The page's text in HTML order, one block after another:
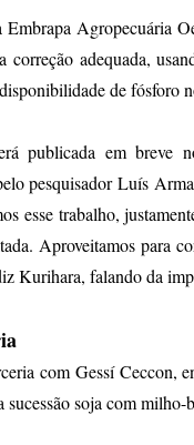
Agropecuária
adequada,
de fósforo
publicada em breve
pesquisador Luís
esse trabalho,
Aproveitamos para
Kurihara, falando da
com Gessí Ceccon,
soja com milho-